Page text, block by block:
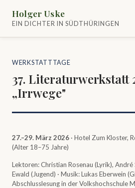
Holger Uske
EIN DICHTER IN SÜDTHÜRINGEN
WERKSTATTTAGE
37. Literaturwerkstatt
„Irrwege"
27.–29. März 2026 · Hotel Zum Kloster,
(Alter 18–75 Jahre)
Lektoren: Christian Rosenau (Lyrik),
Ewald (Jugend) · Musik: Lukas Eberwein
Abschlusslesung in der Volkshochschule